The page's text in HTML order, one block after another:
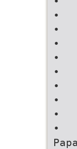
•
•
•
•
•
•
•
•
•